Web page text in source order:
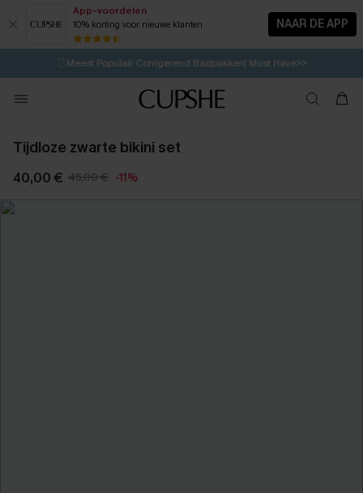
App-voordelen
10% korting voor nieuwe klanten NAAR DE APP
⚡️LAATSTE KANS | Tot 50% korting>>
🩱Meest Populair Corrigerend Badpakken| Must Have>>
💌Abonneer je & ontvang tot 15% korting>>
Koop 3, krijg 15% korting | CODE: SW15
Tijdloze zwarte bikini set
40,00 € 45,00 € -11%